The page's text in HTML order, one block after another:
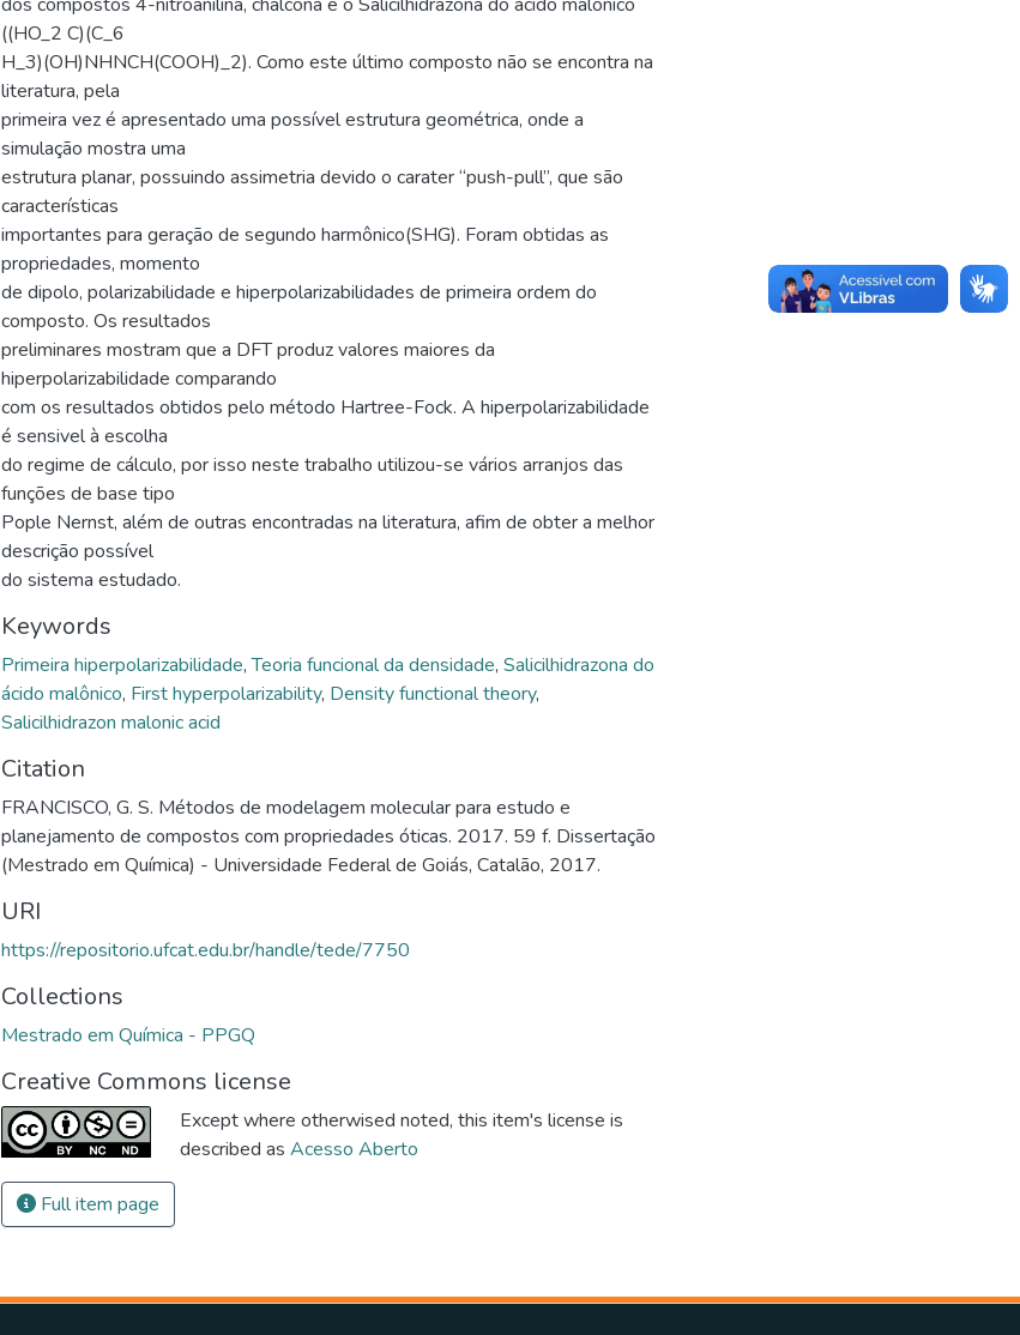
((HO_2 C)(C_6
H_3)(OH)NHNCH(COOH)_2). Como este último composto não se encontra na
literatura, pela
primeira vez é apresentado uma possível estrutura geométrica, onde a
simulação mostra uma
estrutura planar, possuindo assimetria devido o carater “push-pull”, que são
características
importantes para geração de segundo harmônico(SHG). Foram obtidas as
propriedades, momento
de dipolo, polarizabilidade e hiperpolarizabilidades de primeira ordem do
composto. Os resultados
preliminares mostram que a DFT produz valores maiores da
hiperpolarizabilidade comparando
com os resultados obtidos pelo método Hartree-Fock. A hiperpolarizabilidade
é sensivel à escolha
do regime de cálculo, por isso neste trabalho utilizou-se vários arranjos das
funções de base tipo
Pople Nernst, além de outras encontradas na literatura, afim de obter a melhor
descrição possível
do sistema estudado.
Keywords
Primeira hiperpolarizabilidade,Teoria funcional da densidade, Salicilhidrazona do
ácido malônico, First hyperpolarizability, Density functional theory,
Salicilhidrazon malonic acid
Citation
FRANCISCO, G. S. Métodos de modelagem molecular para estudo e
planejamento de compostos com propriedades óticas. 2017. 59 f. Dissertação
(Mestrado em Química) - Universidade Federal de Goiás, Catalão, 2017.
URI
https://repositorio.ufcat.edu.br/handle/tede/7750
Collections
Mestrado em Química - PPGQ
Creative Commons license
Except where otherwised noted, this item's license is
described as Acesso Aberto
Full item page